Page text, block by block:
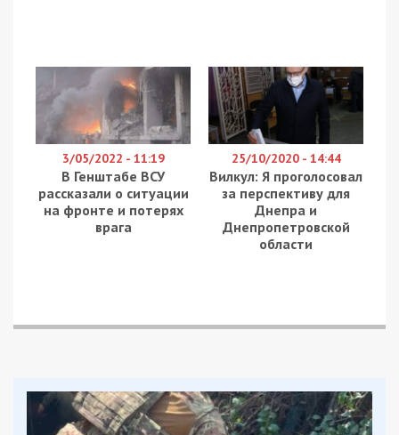
3/05/2022 - 11:19
В Генштабе ВСУ
рассказали о ситуации
на фронте и потерях
врага
25/10/2020 - 14:44
Вилкул: Я проголосовал
за перспективу для
Днепра и
Днепропетровской
области